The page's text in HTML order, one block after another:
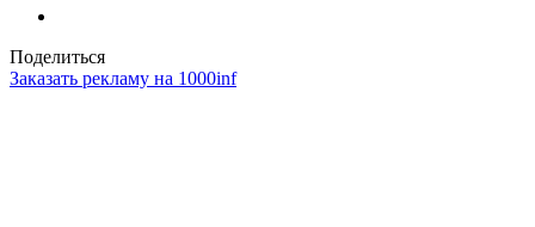
Поделиться
Заказать рекламу на 1000inf